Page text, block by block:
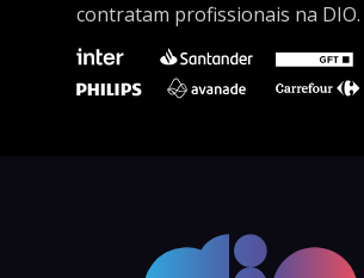
contratam profissionais na DIO.